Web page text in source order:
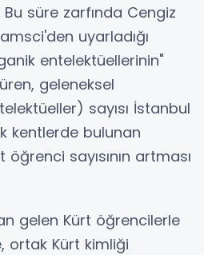
süre zarfında Cengiz
uyarladığı
entelektüellerinin"
geleneksel
sayısı İstanbul
kentlerde bulunan
sayısının artması
gelen Kürt öğrencilerle
ortak Kürt kimliği